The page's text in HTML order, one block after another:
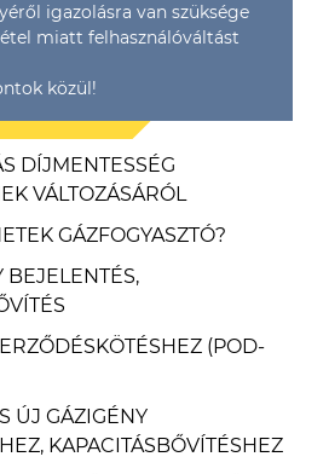
igazolásra van szüksége
miatt felhasználóváltást
közül!
DÍJMENTESSÉG
VÁLTOZÁSÁRÓL
GÁZFOGYASZTÓ?
BEJELENTÉS,
(POD-
ÚJ GÁZIGÉNY
KAPACITÁSBŐVÍTÉSHEZ